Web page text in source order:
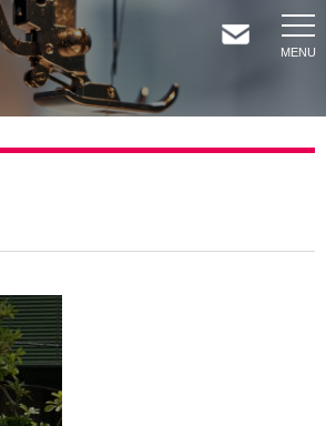
HOME
SERVICES
SHOP